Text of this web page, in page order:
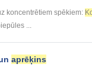
koncentrētiem spēkiem:
...
aprēķins